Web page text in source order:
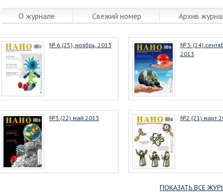
О журнале Свежий номер Архив
№ 6 (25), ноябрь, 2013
№ 5 (24)
2013
№3 (22) май 2013 №2 (21) март
ПОКАЗАТЬ ВСЕ